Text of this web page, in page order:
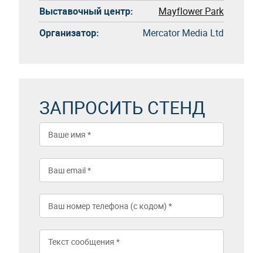
Выставочный центр:
Mayflower Park
Организатор:
Mercator Media Ltd
ЗАПРОСИТЬ СТЕНД